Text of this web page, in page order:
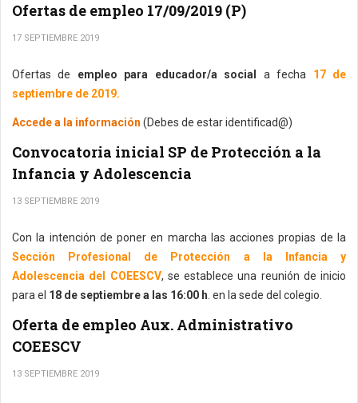
Ofertas de empleo 17/09/2019 (P)
17 SEPTIEMBRE 2019
Ofertas de empleo para educador/a social a fecha 17 de
septiembre de 2019.
Accede a la información (Debes de estar identificad@)
Convocatoria inicial SP de Protección a la
Infancia y Adolescencia
13 SEPTIEMBRE 2019
Con la intención de poner en marcha las acciones propias de la
Sección Profesional de Protección a la Infancia y
Adolescencia del COEESCV, se establece una reunión de inicio
para el 18 de septiembre a las 16:00 h . en la sede del colegio.
Oferta de empleo Aux. Administrativo
COEESCV
13 SEPTIEMBRE 2019